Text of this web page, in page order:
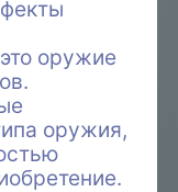
оружие
оружия,